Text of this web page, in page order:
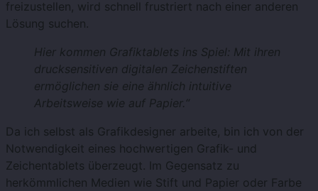
freizustellen, wird schnell frustriert nach einer anderen
Lösung suchen.
Hier kommen Grafiktablets ins Spiel: Mit ihren
drucksensitiven digitalen Zeichenstiften
ermöglichen sie eine ähnlich intuitive
Arbeitsweise wie auf Papier.“
Da ich selbst als Grafikdesigner arbeite, bin ich von der
Notwendigkeit eines hochwertigen Grafik- und
Zeichentablets überzeugt. Im Gegensatz zu
herkömmlichen Medien wie Stift und Papier oder Farbe